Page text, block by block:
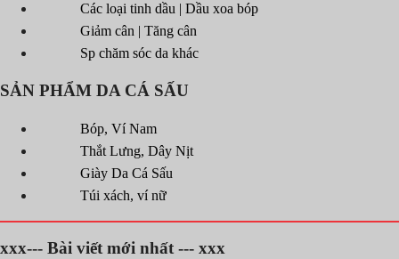
Các loại tinh dầu | Dầu xoa bóp
Giảm cân | Tăng cân
Sp chăm sóc da khác
SẢN PHẨM DA CÁ SẤU
Bóp, Ví Nam
Thắt Lưng, Dây Nịt
Giày Da Cá Sấu
Túi xách, ví nữ
xxx--- Bài viết mới nhất --- xxx